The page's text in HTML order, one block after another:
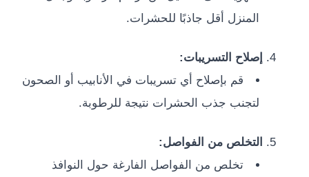
المنزل أقل جاذبًا للحشرات.
إصلاح التسريبات:
قم بإصلاح أي تسريبات في الأنابيب أو الصحون
لتجنب جذب الحشرات نتيجة للرطوبة.
التخلص من الفواصل:
تخلص من الفواصل الفارغة حول النوافذ